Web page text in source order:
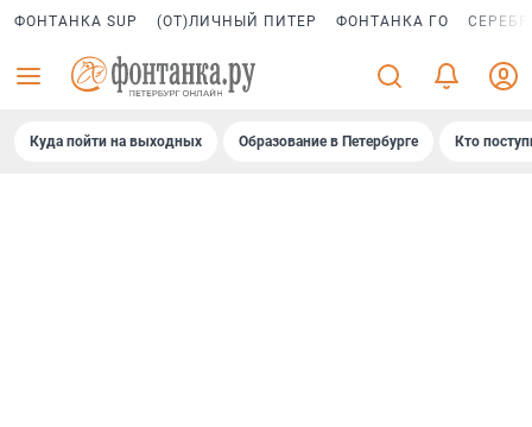
ФОНТАНКА SUP (ОТ)ЛИЧНЫЙ ПИТЕР ФОНТАНКА ГО
Куда пойти на выходных Образование в Петербурге Кто